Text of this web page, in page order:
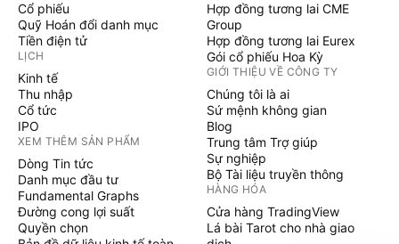
Cổ phiếu
Quỹ Hoán đổi danh mục
Tiền điện tử
LỊCH
Kinh tế
Thu nhập
Cổ tức
IPO
XEM THÊM SẢN PHẨM
Dòng Tin tức
Danh mục đầu tư
Fundamental Graphs
Đường cong lợi suất
Quyền chọn
Hợp đồng tương lai CME
Group
Hợp đồng tương lai Eurex
Gói cổ phiếu Hoa Kỳ
GIỚI THIỆU VỀ CÔNG TY
Chúng tôi là ai
Sứ mệnh không gian
Blog
Trung tâm Trợ giúp
Sự nghiệp
Bộ Tài liệu truyền thông
HÀNG HÓA
Cửa hàng TradingView
Lá bài Tarot cho nhà giao